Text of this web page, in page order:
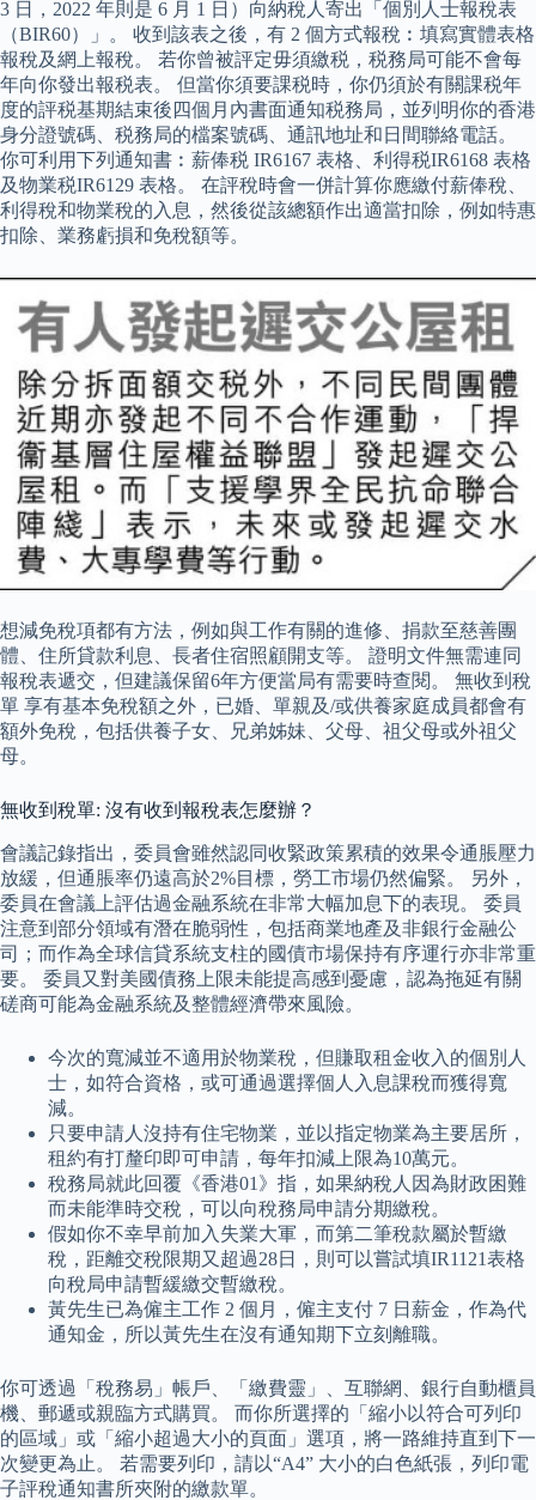
3 日，2022 年則是 6 月 1 日）向納稅人寄出「個別人士報稅表
（BIR60）」。 收到該表之後，有 2 個方式報稅︰填寫實體表格
報稅及網上報稅。 若你曾被評定毋須繳税，税務局可能不會每
年向你發出報税表。 但當你須要課税時，你仍須於有關課税年
度的評税基期結束後四個月內書面通知税務局，並列明你的香港
身分證號碼、税務局的檔案號碼、通訊地址和日間聯絡電話。
你可利用下列通知書︰薪俸税 IR6167 表格、利得税IR6168 表格
及物業税IR6129 表格。 在評稅時會一併計算你應繳付薪俸稅、
利得稅和物業稅的入息，然後從該總額作出適當扣除，例如特惠
扣除、業務虧損和免稅額等。
想減免稅項都有方法，例如與工作有關的進修、捐款至慈善團
體、住所貸款利息、長者住宿照顧開支等。 證明文件無需連同
報稅表遞交，但建議保留6年方便當局有需要時查閱。 無收到稅
單 享有基本免稅額之外，已婚、單親及/或供養家庭成員都會有
額外免稅，包括供養子女、兄弟姊妹、父母、祖父母或外祖父
母。
無收到稅單: 沒有收到報稅表怎麼辦？
會議記錄指出，委員會雖然認同收緊政策累積的效果令通脹壓力
放緩，但通脹率仍遠高於2%目標，勞工市場仍然偏緊。 另外，
委員在會議上評估過金融系統在非常大幅加息下的表現。 委員
注意到部分領域有潛在脆弱性，包括商業地產及非銀行金融公
司；而作為全球信貸系統支柱的國債市場保持有序運行亦非常重
要。 委員又對美國債務上限未能提高感到憂慮，認為拖延有關
磋商可能為金融系統及整體經濟帶來風險。
今次的寬減並不適用於物業稅，但賺取租金收入的個別人
士，如符合資格，或可通過選擇個人入息課稅而獲得寬
減。
只要申請人沒持有住宅物業，並以指定物業為主要居所，
租約有打釐印即可申請，每年扣減上限為10萬元。
稅務局就此回覆《香港01》指，如果納稅人因為財政困難
而未能準時交稅，可以向稅務局申請分期繳稅。
假如你不幸早前加入失業大軍，而第二筆稅款屬於暫繳
稅，距離交稅限期又超過28日，則可以嘗試填IR1121表格
向稅局申請暫緩繳交暫繳稅。
黃先生已為僱主工作 2 個月，僱主支付 7 日薪金，作為代
通知金，所以黃先生在沒有通知期下立刻離職。
你可透過「稅務易」帳戶、「繳費靈」、互聯網、銀行自動櫃員
機、郵遞或親臨方式購買。 而你所選擇的「縮小以符合可列印
的區域」或「縮小超過大小的頁面」選項，將一路維持直到下一
次變更為止。 若需要列印，請以“A4” 大小的白色紙張，列印電
子評稅通知書所夾附的繳款單。